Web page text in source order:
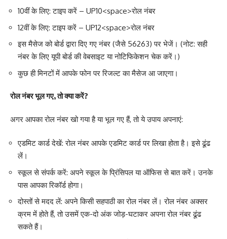
10वीं के लिए: टाइप करें – UP10<space>रोल नंबर
12वीं के लिए: टाइप करें – UP12<space>रोल नंबर
इस मैसेज को बोर्ड द्वारा दिए गए नंबर (जैसे 56263) पर भेजें। (नोट: सही
नंबर के लिए यूपी बोर्ड की वेबसाइट या नोटिफिकेशन चेक करें।)
कुछ ही मिनटों में आपके फोन पर रिजल्ट का मैसेज आ जाएगा।
रोल नंबर भूल गए, तो क्या करें?
अगर आपका रोल नंबर खो गया है या भूल गए हैं, तो ये उपाय अपनाएं:
एडमिट कार्ड देखें: रोल नंबर आपके एडमिट कार्ड पर लिखा होता है। इसे ढूंढ
लें।
स्कूल से संपर्क करें: अपने स्कूल के प्रिंसिपल या ऑफिस से बात करें। उनके
पास आपका रिकॉर्ड होगा।
दोस्तों से मदद लें: अपने किसी सहपाठी का रोल नंबर लें। रोल नंबर अक्सर
क्रम में होते हैं, तो उसमें एक-दो अंक जोड़-घटाकर अपना रोल नंबर ढूंढ
सकते हैं।